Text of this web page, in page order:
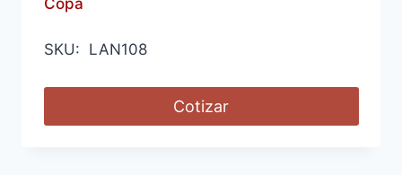
SKU: LAN108
Cotizar